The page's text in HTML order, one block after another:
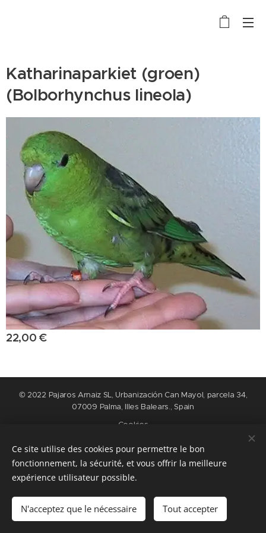
Katharinaparkiet (groen)
(Bolborhynchus lineola)
22,00 €
Ajouter au panier
© 2022 Pajaros Arnaiz SL, Urbanización Can Mayol, parcela 34,
07009 Palma, Illes Balears., Spain
Cookies
Langues
Nederlands
English Español Français
Ce site utilise des cookies pour permettre le bon
fonctionnement, la sécurité, et vous offrir la meilleure
expérience utilisateur possible.
N'acceptez que le nécessaire Tout accepter